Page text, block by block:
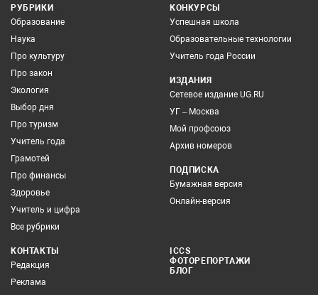
РУБРИКИ
Образование
Наука
Про культуру
Про закон
Экология
Выбор дня
Про туризм
Учитель года
Грамотей
Про финансы
Здоровье
Учитель и цифра
Все рубрики
КОНКУРСЫ
Успешная школа
Образовательные технологии
Учитель года России
ИЗДАНИЯ
Сетевое издание UG.RU
УГ – Москва
Мой профсоюз
Архив номеров
ПОДПИСКА
Бумажная версия
Онлайн-версия
КОНТАКТЫ
Редакция
Реклама
ICCS
ФОТОРЕПОРТАЖИ
БЛОГ